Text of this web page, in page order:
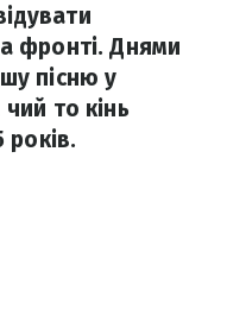
фронті. Днями
пісню у
то кінь
років.